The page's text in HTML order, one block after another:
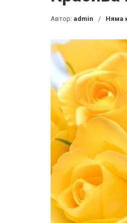
Автор: admin Няма